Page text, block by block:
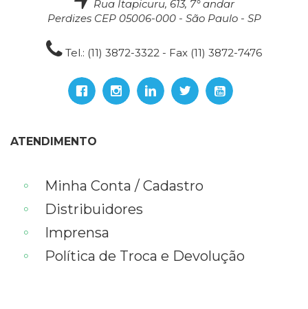
Rua Itapicuru, 613, 7° andar
Perdizes CEP 05006-000 - São Paulo - SP
Tel.: (11) 3872-3322 - Fax (11) 3872-7476
ATENDIMENTO
Minha Conta / Cadastro
Distribuidores
Imprensa
Política de Troca e Devolução